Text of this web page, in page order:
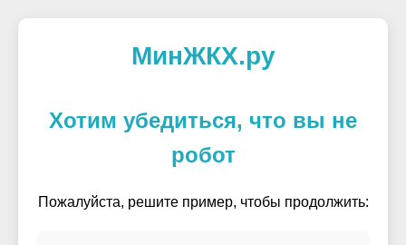
МинЖКХ.ру
Хотим убедиться, что вы не
робот
Пожалуйста, решите пример, чтобы продолжить: